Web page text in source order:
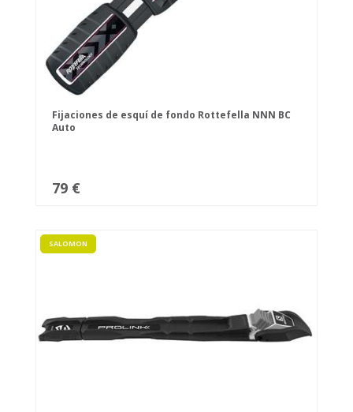
Fijaciones de esquí de fondo Rottefella NNN BC
Auto
79 €
SALOMON